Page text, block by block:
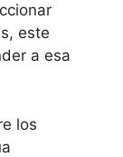
este
a esa
los